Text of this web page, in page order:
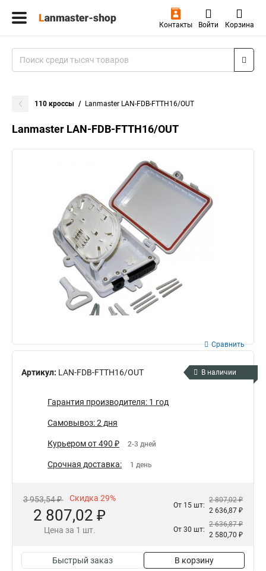
Контакты Войти Корзина
110 кроссы Lanmaster LAN-FDB-FTTH16/OUT
Lanmaster LAN-FDB-FTTH16/OUT
Артикул: LAN-FDB-FTTH16/OUT
Сравнить
В наличии
Гарантия производителя: 1 год
Самовывоз: 2 дня
Курьером от 490 ₽ 2-3 дней
Срочная доставка: 1 день
3 953,54 ₽ Скидка 29%
2 807,02 ₽
Цена за 1 шт.
От 15 шт:
2 807,02 ₽
2 636,87 ₽
От 30 шт:
2 636,87 ₽
2 580,70 ₽
Быстрый заказ В корзину